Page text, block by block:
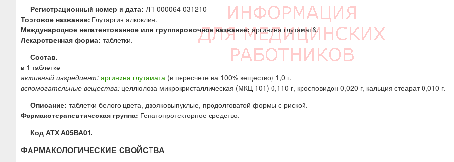
Регистрационный номер и дата: ЛП 000064-031210
Торговое название: Глутаргин алкоклин.
Международное непатентованное или группировочное название: аргинина глутамат&.
Лекарственная форма: таблетки.
Состав.
в 1 таблетке:
активный ингредиент: аргинина глутамата (в пересчете на 100% вещество) 1,0 г.
вспомогательные вещества: целлюлоза микрокристаллическая (МКЦ 101) 0,110 г, кросповидон 0,020 г, кальция стеарат 0,010 г.
Описание: таблетки белого цвета, двояковыпуклые, продолговатой формы с риской.
Фармакотерапевтическая группа: Гепатопротекторное средство.
Код АТХ А05ВА01.
ФАРМАКОЛОГИЧЕСКИЕ СВОЙСТВА